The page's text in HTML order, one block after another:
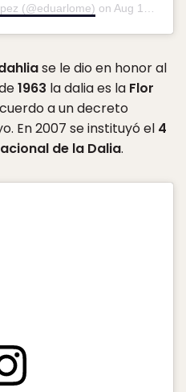
(@eduarlome) on Aug 17, 2016 at 3:54am PDT
se le dio en honor al
1963 la dalia es la Flor
a un decreto
En 2007 se instituyó el 4
de la Dalia.